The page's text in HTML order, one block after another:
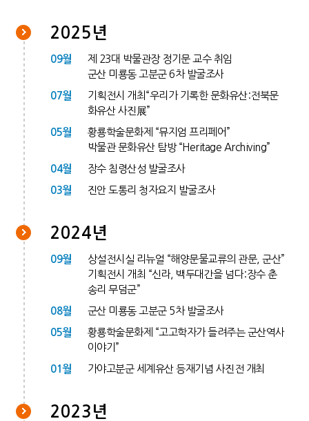
2025년
09월
제 23대 박물관장 정기문 교수 취임
군산 미룡동 고분군 6차 발굴조사
07월
기획전시 개최“우리가 기록한 문화유산:전북문
화유산 사진展”
05월
황룡학술문화제 “뮤지엄 프리페어”
박물관 문화유산 탐방 “Heritage Archiving”
04월 장수 침령산성 발굴조사
03월 진안 도통리 청자요지 발굴조사
2024년
09월
상설전시실 리뉴얼 “해양문물교류의 관문, 군산”
기획전시 개최 “신라, 백두대간을 넘다:장수 춘
송리 무덤군”
08월 군산 미룡동 고분군 5차 발굴조사
05월
황룡학술문화제 “고고학자가 들려주는 군산역사
이야기”
01월 가야고분군 세계유산 등재기념 사진전 개최
2023년